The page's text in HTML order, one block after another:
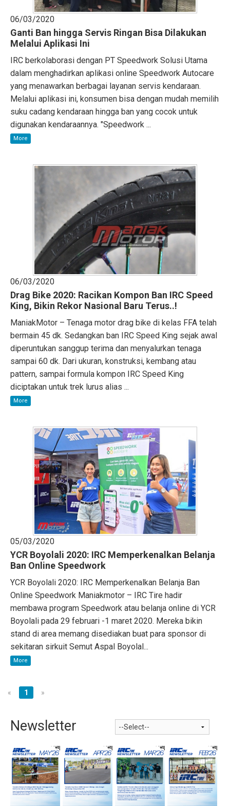
06/03/2020
Ganti Ban hingga Servis Ringan Bisa Dilakukan
Melalui Aplikasi Ini
IRC berkolaborasi dengan PT Speedwork Solusi Utama
dalam menghadirkan aplikasi online Speedwork Autocare
yang menawarkan berbagai layanan servis kendaraan.
Melalui aplikasi ini, konsumen bisa dengan mudah memilih
suku cadang kendaraan hingga ban yang cocok untuk
digunakan kendaraannya. "Speedwork ...
More
06/03/2020
Drag Bike 2020: Racikan Kompon Ban IRC Speed
King, Bikin Rekor Nasional Baru Terus..!
ManiakMotor – Tenaga motor drag bike di kelas FFA telah
bermain 45 dk. Sedangkan ban IRC Speed King sejak awal
diperuntukan sanggup terima dan menyalurkan tenaga
sampai 60 dk. Dari ukuran, konstruksi, kembang atau
pattern, sampai formula kompon IRC Speed King
diciptakan untuk trek lurus alias ...
More
05/03/2020
YCR Boyolali 2020: IRC Memperkenalkan Belanja
Ban Online Speedwork
YCR Boyolali 2020: IRC Memperkenalkan Belanja Ban
Online Speedwork Maniakmotor – IRC Tire hadir
membawa program Speedwork atau belanja online di YCR
Boyolali pada 29 februari -1 maret 2020. Mereka bikin
stand di area memang disediakan buat para sponsor di
sekitaran sirkuit Semut Aspal Boyolal...
More
« 1 »
Newsletter